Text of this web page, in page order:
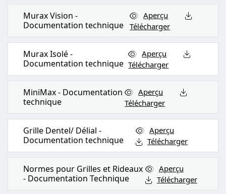
Murax Vision -
Documentation technique
Aperçu
Télécharger
Murax Isolé -
Documentation technique
Aperçu
Télécharger
MiniMax - Documentation
technique
Aperçu
Télécharger
Grille Dentel/ Délial -
Documentation technique
Aperçu
Télécharger
Normes pour Grilles et Rideaux
- Documentation Technique
Aperçu
Télécharger